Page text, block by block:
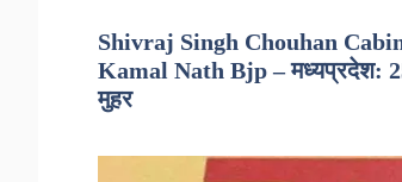
Shivraj Singh Chouhan
Kamal Nath Bjp – मध्यप्रदेश: 25
मुहर